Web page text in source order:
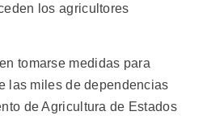
los agricultores
tomarse medidas para
las miles de dependencias
de Agricultura de Estados